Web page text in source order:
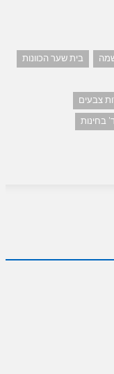
בית שער הכוונות
צבעים
בחינות